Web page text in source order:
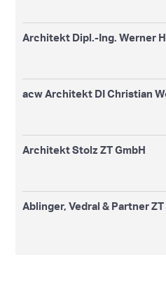
Architekt Dipl.-Ing. Werner
acw Architekt DI Christian
Architekt Stolz ZT GmbH
Ablinger, Vedral & Partner ZT